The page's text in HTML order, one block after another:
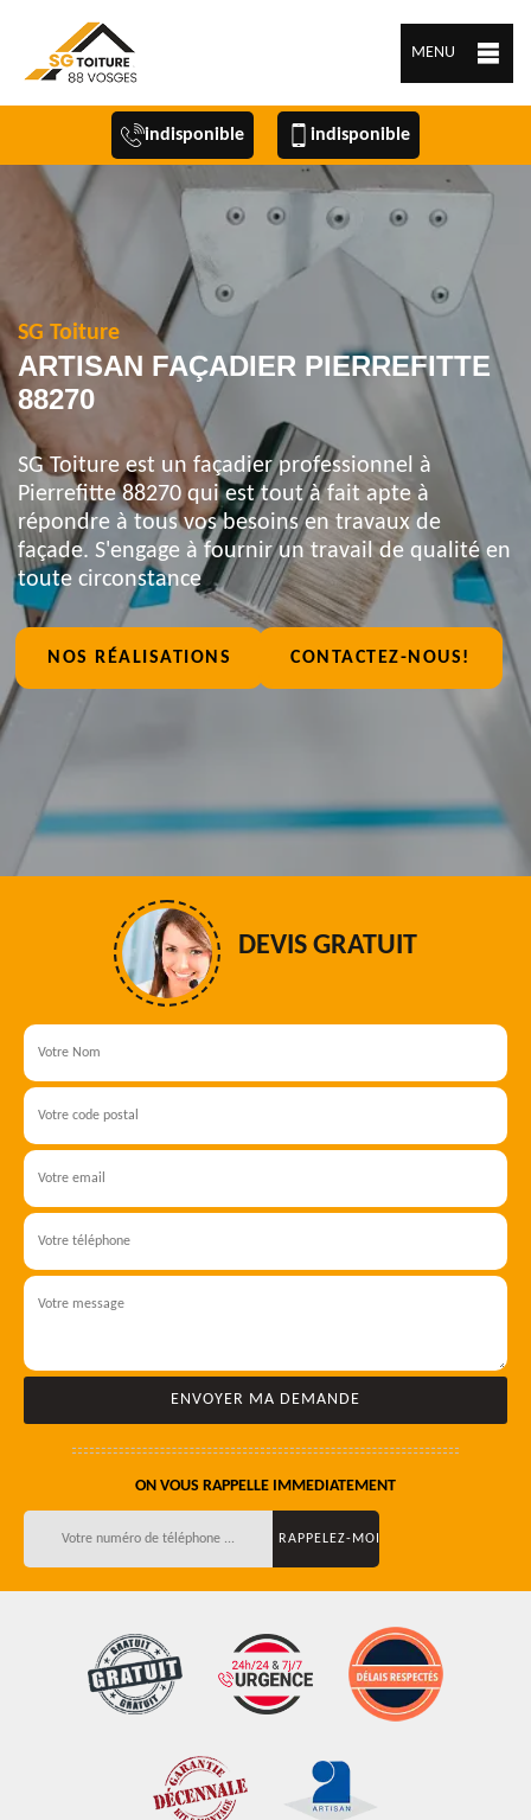
MENU
indisponible indisponible
SG Toiture
ARTISAN FAÇADIER PIERREFITTE
88270
SG Toiture est un façadier professionnel à
Pierrefitte 88270 qui est tout à fait apte à
répondre à tous vos besoins en travaux de
façade. S'engage à fournir un travail de qualité en
toute circonstance
NOS RÉALISATIONS CONTACTEZ-NOUS!
DEVIS GRATUIT
ON VOUS RAPPELLE IMMEDIATEMENT